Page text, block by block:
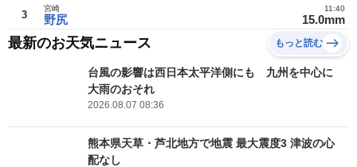
3 野尻
宮崎
15.0mm
11:40
最新のお天気ニュース もっと読む
台風の影響は西日本太平洋側にも 九州を中心に
大雨のおそれ
2026.08.07 08:36
熊本県天草・芦北地方で地震 最大震度3 津波の心
配なし